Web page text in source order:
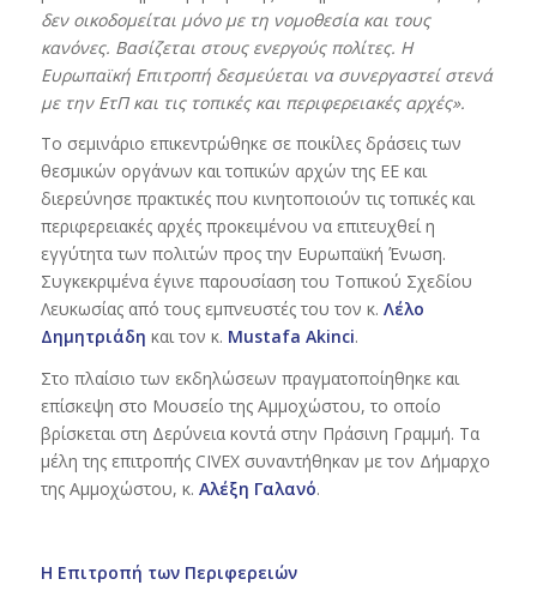
δεν οικοδομείται μόνο με τη νομοθεσία και τους
κανόνες. Βασίζεται στους ενεργούς πολίτες. Η
Ευρωπαϊκή Επιτροπή δεσμεύεται να συνεργαστεί στενά
με την ΕτΠ και τις τοπικές και περιφερειακές αρχές».
Το σεμινάριο επικεντρώθηκε σε ποικίλες δράσεις των
θεσμικών οργάνων και τοπικών αρχών της ΕΕ και
διερεύνησε πρακτικές που κινητοποιούν τις τοπικές και
περιφερειακές αρχές προκειμένου να επιτευχθεί η
εγγύτητα των πολιτών προς την Ευρωπαϊκή Ένωση.
Συγκεκριμένα έγινε παρουσίαση του Τοπικού Σχεδίου
Λευκωσίας από τους εμπνευστές του τον κ. Λέλο
Δημητριάδη και τον κ. Mustafa Akinci.
Στο πλαίσιο των εκδηλώσεων πραγματοποίηθηκε και
επίσκεψη στο Μουσείο της Αμμοχώστου, το οποίο
βρίσκεται στη Δερύνεια κοντά στην Πράσινη Γραμμή. Τα
μέλη της επιτροπής CIVEX συναντήθηκαν με τον Δήμαρχο
της Αμμοχώστου, κ. Αλέξη Γαλανό.
Η Επιτροπή των Περιφερειών